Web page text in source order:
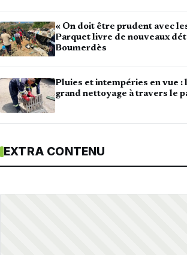
« On doit être prudent avec
Parquet livre de nouveaux
Boumerdès
Pluies et intempéries en vue :
grand nettoyage à travers le
EXTRA CONTENU